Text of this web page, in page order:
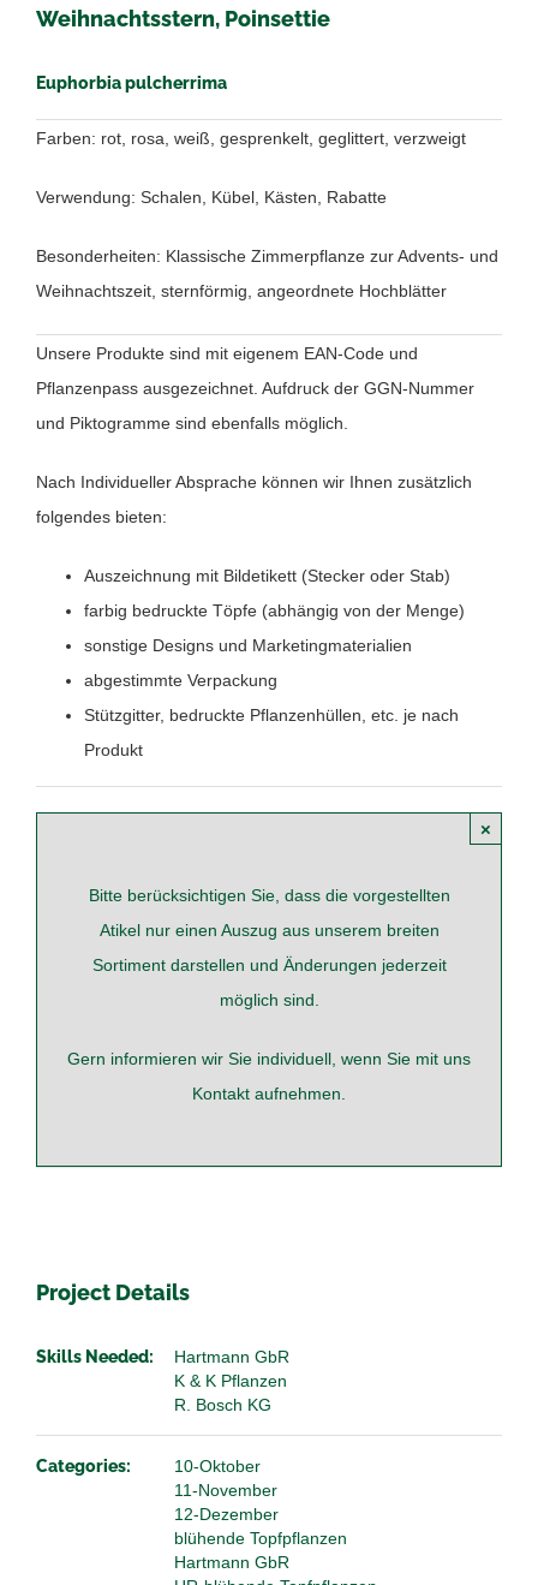
Weihnachtsstern, Poinsettie
Euphorbia pulcherrima
Farben: rot, rosa, weiß, gesprenkelt, geglittert, verzweigt
Verwendung: Schalen, Kübel, Kästen, Rabatte
Besonderheiten: Klassische Zimmerpflanze zur Advents- und
Weihnachtszeit, sternförmig, angeordnete Hochblätter
Unsere Produkte sind mit eigenem EAN-Code und
Pflanzenpass ausgezeichnet. Aufdruck der GGN-Nummer
und Piktogramme sind ebenfalls möglich.
Nach Individueller Absprache können wir Ihnen zusätzlich
folgendes bieten:
Auszeichnung mit Bildetikett (Stecker oder Stab)
farbig bedruckte Töpfe (abhängig von der Menge)
sonstige Designs und Marketingmaterialien
abgestimmte Verpackung
Stützgitter, bedruckte Pflanzenhüllen, etc. je nach
Produkt
Bitte berücksichtigen Sie, dass die vorgestellten
Atikel nur einen Auszug aus unserem breiten
Sortiment darstellen und Änderungen jederzeit
möglich sind.
Gern informieren wir Sie individuell, wenn Sie mit uns
Kontakt aufnehmen.
×
Project Details
Skills Needed:
Hartmann GbR
K & K Pflanzen
R. Bosch KG
Categories:
10-Oktober
11-November
12-Dezember
blühende Topfpflanzen
Hartmann GbR